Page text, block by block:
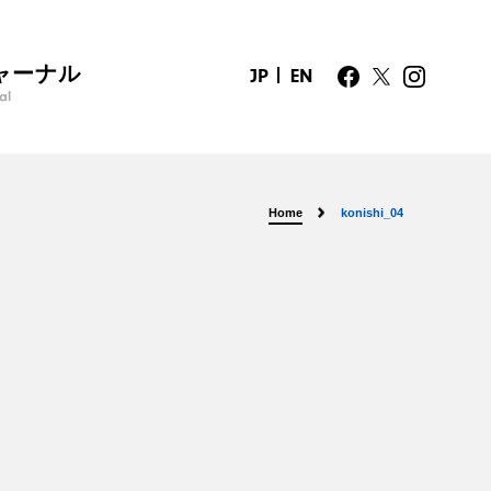
ーナル JP EN
Home konishi_04